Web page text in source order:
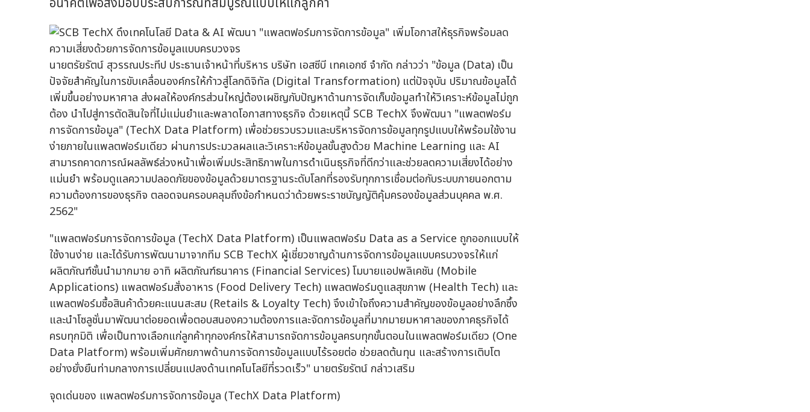
นายตรัยรัตน์ สุวรรณประทีป ประธานเจ้าหน้าที่บริหาร บริษัท เอสซีบี เทคเอกซ์ จำกัด กล่าวว่า "ข้อมูล (Data) เป็น
ปัจจัยสำคัญในการขับเคลื่อนองค์กรให้ก้าวสู่โลกดิจิทัล (Digital Transformation) แต่ปัจจุบัน ปริมาณข้อมูลได้
เพิ่มขึ้นอย่างมหาศาล ส่งผลให้องค์กรส่วนใหญ่ต้องเผชิญกับปัญหาด้านการจัดเก็บข้อมูลทำให้วิเคราะห์ข้อมูลไม่ถูก
ต้อง นำไปสู่การตัดสินใจที่ไม่แม่นยำและพลาดโอกาสทางธุรกิจ ด้วยเหตุนี้ SCB TechX จึงพัฒนา "แพลตฟอร์ม
การจัดการข้อมูล" (TechX Data Platform) เพื่อช่วยรวบรวมและบริหารจัดการข้อมูลทุกรูปแบบให้พร้อมใช้งาน
ง่ายภายในแพลตฟอร์มเดียว ผ่านการประมวลผลและวิเคราะห์ข้อมูลขั้นสูงด้วย Machine Learning และ AI
สามารถคาดการณ์ผลลัพธ์ล่วงหน้าเพื่อเพิ่มประสิทธิภาพในการดำเนินธุรกิจที่ดีกว่าและช่วยลดความเสี่ยงได้อย่าง
แม่นยำ พร้อมดูแลความปลอดภัยของข้อมูลด้วยมาตรฐานระดับโลกที่รองรับทุกการเชื่อมต่อกับระบบภายนอกตาม
ความต้องการของธุรกิจ ตลอดจนครอบคลุมถึงข้อกำหนดว่าด้วยพระราชบัญญัติคุ้มครองข้อมูลส่วนบุคคล พ.ศ.
2562"
"แพลตฟอร์มการจัดการข้อมูล (TechX Data Platform) เป็นแพลตฟอร์ม Data as a Service ถูกออกแบบให้
ใช้งานง่าย และได้รับการพัฒนามาจากทีม SCB TechX ผู้เชี่ยวชาญด้านการจัดการข้อมูลแบบครบวงจรให้แก่
ผลิตภัณฑ์ชั้นนำมากมาย อาทิ ผลิตภัณฑ์ธนาคาร (Financial Services) โมบายแอปพลิเคชัน (Mobile
Applications) แพลตฟอร์มสั่งอาหาร (Food Delivery Tech) แพลตฟอร์มดูแลสุขภาพ (Health Tech) และ
แพลตฟอร์มซื้อสินค้าด้วยคะแนนสะสม (Retails & Loyalty Tech) จึงเข้าใจถึงความสำคัญของข้อมูลอย่างลึกซึ้ง
และนำโซลูชั่นมาพัฒนาต่อยอดเพื่อตอบสนองความต้องการและจัดการข้อมูลที่มากมายมหาศาลของภาคธุรกิจได้
ครบทุกมิติ เพื่อเป็นทางเลือกแก่ลูกค้าทุกองค์กรให้สามารถจัดการข้อมูลครบทุกขั้นตอนในแพลตฟอร์มเดียว (One
Data Platform) พร้อมเพิ่มศักยภาพด้านการจัดการข้อมูลแบบไร้รอยต่อ ช่วยลดต้นทุน และสร้างการเติบโต
อย่างยั่งยืนท่ามกลางการเปลี่ยนแปลงด้านเทคโนโลยีที่รวดเร็ว" นายตรัยรัตน์ กล่าวเสริม
จุดเด่นของ แพลตฟอร์มการจัดการข้อมูล (TechX Data Platform)